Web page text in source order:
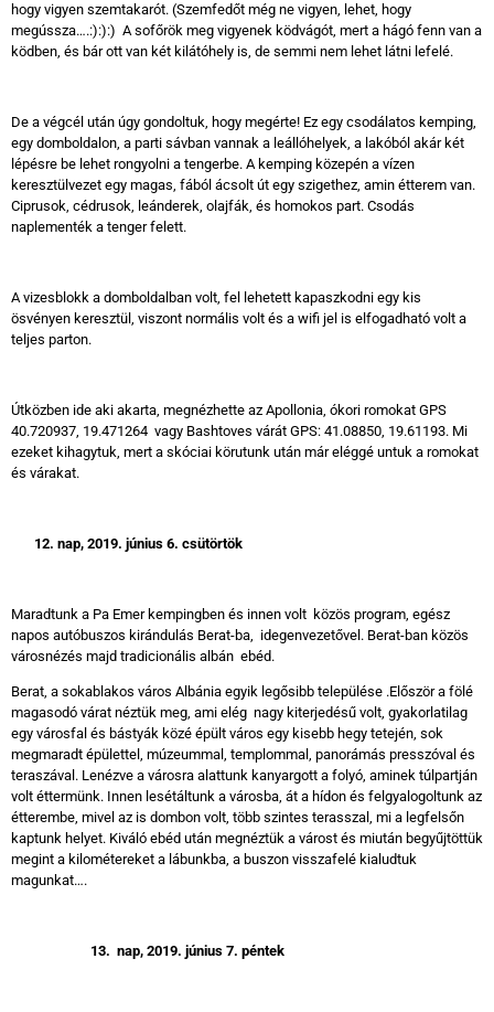
hogy vigyen szemtakarót. (Szemfedőt még ne vigyen, lehet, hogy
megússza….:):):) A sofőrök meg vigyenek ködvágót, mert a hágó fenn van a
ködben, és bár ott van két kilátóhely is, de semmi nem lehet látni lefelé.
De a végcél után úgy gondoltuk, hogy megérte! Ez egy csodálatos kemping,
egy domboldalon, a parti sávban vannak a leállóhelyek, a lakóból akár két
lépésre be lehet rongyolni a tengerbe. A kemping közepén a vízen
keresztülvezet egy magas, fából ácsolt út egy szigethez, amin étterem van.
Ciprusok, cédrusok, leánderek, olajfák, és homokos part. Csodás
naplementék a tenger felett.
A vizesblokk a domboldalban volt, fel lehetett kapaszkodni egy kis
ösvényen keresztül, viszont normális volt és a wifi jel is elfogadható volt a
teljes parton.
Útközben ide aki akarta, megnézhette az Apollonia, ókori romokat GPS
40.720937, 19.471264 vagy Bashtoves várát GPS: 41.08850, 19.61193. Mi
ezeket kihagytuk, mert a skóciai körutunk után már eléggé untuk a romokat
és várakat.
12. nap, 2019. június 6. csütörtök
Maradtunk a Pa Emer kempingben és innen volt közös program, egész
napos autóbuszos kirándulás Berat-ba, idegenvezetővel. Berat-ban közös
városnézés majd tradicionális albán ebéd.
Berat, a sokablakos város Albánia egyik legősibb települése .Először a fölé
magasodó várat néztük meg, ami elég nagy kiterjedésű volt, gyakorlatilag
egy városfal és bástyák közé épült város egy kisebb hegy tetején, sok
megmaradt épülettel, múzeummal, templommal, panorámás presszóval és
teraszával. Lenézve a városra alattunk kanyargott a folyó, aminek túlpartján
volt éttermünk. Innen lesétáltunk a városba, át a hídon és felgyalogoltunk az
étterembe, mivel az is dombon volt, több szintes terasszal, mi a legfelsőn
kaptunk helyet. Kiváló ebéd után megnéztük a várost és miután begyűjtöttük
megint a kilométereket a lábunkba, a buszon visszafelé kialudtuk
magunkat….
13. nap, 2019. június 7. péntek